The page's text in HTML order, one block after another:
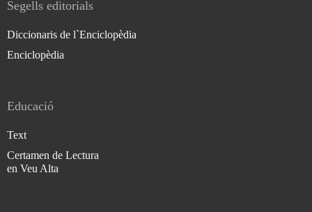
Segells editorials
Diccionaris de l`Enciclopèdia
Enciclopèdia
Educació
Text
Certamen de Lectura
en Veu Alta